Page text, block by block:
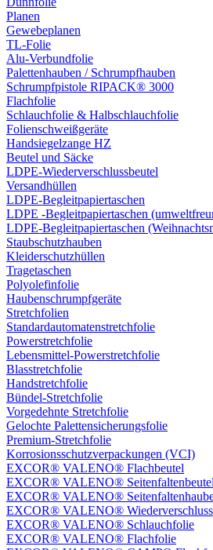
Planen
Gewebeplanen
TL-Folie
Alu-Verbundfolie
Palettenhauben / Schrumpfhauben
Schrumpfpistole RIPACK® 3000
Flachfolie
Schlauchfolie & Halbschlauchfolie
Folienschweißgeräte
Handsiegelzange HZ
Beutel und Säcke
LDPE-Wiederverschlussbeutel
Versandhüllen
LDPE-Begleitpapiertaschen
LDPE -Begleitpapiertaschen
LDPE-Begleitpapiertaschen
Staubschutzhauben
Kleiderschutzhüllen
Tragetaschen
Polyolefinfolie
Haubenschrumpfgeräte
Stretchfolien
Standardautomatenstretchfolie
Powerstretchfolie
Lebensmittel-Powerstretchfolie
Blasstretchfolie
Handstretchfolie
Bündel-Stretchfolie
Vorgedehnte Stretchfolie
Gelochte Palettensicherungsfolie
Premium-Stretchfolie
Korrosionsschutzverpackungen (VCI)
EXCOR® VALENO® Flachbeutel
EXCOR® VALENO® Seitenfaltenbeutel
EXCOR® VALENO®
EXCOR® VALENO®
EXCOR® VALENO® Schlauchfolie
EXCOR® VALENO® Flachfolie